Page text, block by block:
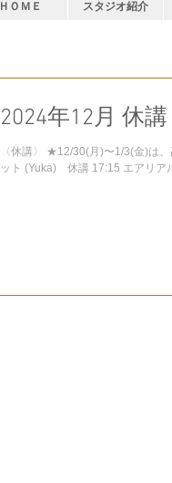
ＨＯＭＥ スタジオ紹介
2024年12月 休
〈休講〉 ★12/30(月)〜1/3(金)は、高円寺スタジオ・
ット (Yuka) 休講 17:15 エアリア